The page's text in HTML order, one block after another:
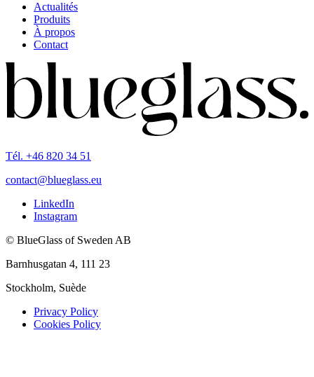
Actualités
Produits
À propos
Contact
Tél. +46 820 34 51
contact@blueglass.eu
LinkedIn
Instagram
© BlueGlass of Sweden AB
Barnhusgatan 4, 111 23
Stockholm, Suède
Privacy Policy
Cookies Policy